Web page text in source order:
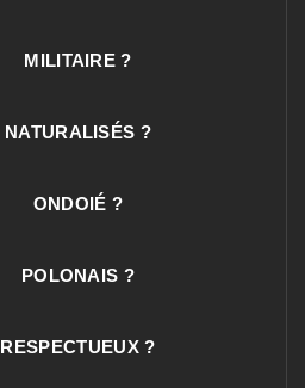
MILITAIRE ?
NATURALISÉS ?
ONDOIÉ ?
POLONAIS ?
RESPECTUEUX ?